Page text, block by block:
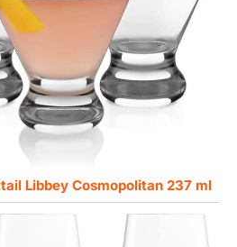
Libbey Cosmopolitan 237 ml